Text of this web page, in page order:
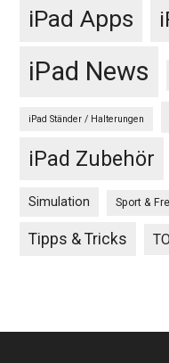
iPad Apps
iPad News
iPad Ständer / Halterungen
iPad Zubehör
Simulation Sport &
Tipps & Tricks